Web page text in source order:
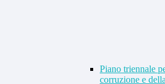
Piano triennale
corruzione e